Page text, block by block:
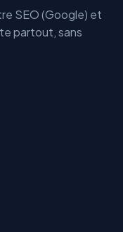
SEO (Google) et
partout, sans